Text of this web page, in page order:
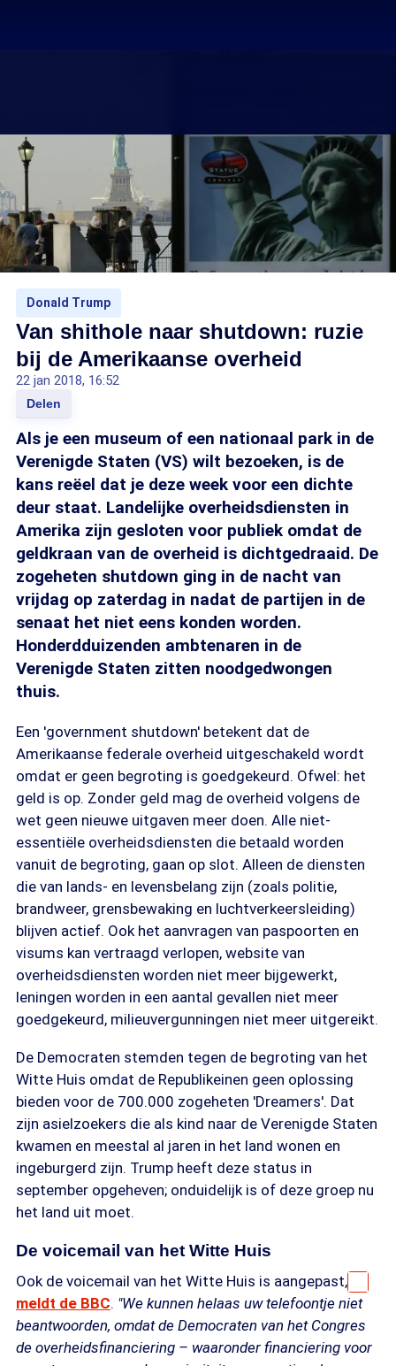
Donald Trump
Van shithole naar shutdown: ruzie
bij de Amerikaanse overheid
22 jan 2018, 16:52
Delen
Als je een museum of een nationaal park in de
Verenigde Staten (VS) wilt bezoeken, is de
kans reëel dat je deze week voor een dichte
deur staat. Landelijke overheidsdiensten in
Amerika zijn gesloten voor publiek omdat de
geldkraan van de overheid is dichtgedraaid. De
zogeheten shutdown ging in de nacht van
vrijdag op zaterdag in nadat de partijen in de
senaat het niet eens konden worden.
Honderdduizenden ambtenaren in de
Verenigde Staten zitten noodgedwongen
thuis.
Een 'government shutdown' betekent dat de
Amerikaanse federale overheid uitgeschakeld wordt
omdat er geen begroting is goedgekeurd. Ofwel: het
geld is op. Zonder geld mag de overheid volgens de
wet geen nieuwe uitgaven meer doen. Alle niet-
essentiële overheidsdiensten die betaald worden
vanuit de begroting, gaan op slot. Alleen de diensten
die van lands- en levensbelang zijn (zoals politie,
brandweer, grensbewaking en luchtverkeersleiding)
blijven actief. Ook het aanvragen van paspoorten en
visums kan vertraagd verlopen, website van
overheidsdiensten worden niet meer bijgewerkt,
leningen worden in een aantal gevallen niet meer
goedgekeurd, milieuvergunningen niet meer uitgereikt.
De Democraten stemden tegen de begroting van het
Witte Huis omdat de Republikeinen geen oplossing
bieden voor de 700.000 zogeheten 'Dreamers'. Dat
zijn asielzoekers die als kind naar de Verenigde Staten
kwamen en meestal al jaren in het land wonen en
ingeburgerd zijn. Trump heeft deze status in
september opgeheven; onduidelijk is of deze groep nu
het land uit moet.
De voicemail van het Witte Huis
Ook de voicemail van het Witte Huis is aangepast,
meldt de BBC. "We kunnen helaas uw telefoontje niet
beantwoorden, omdat de Democraten van het Congres
de overheidsfinanciering – waaronder financiering voor